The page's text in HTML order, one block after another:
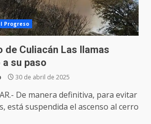
Progreso
de Culiacán Las llamas
su paso
30 de abril de 2025
De manera definitiva, para evitar
está suspendida el ascenso al cerro